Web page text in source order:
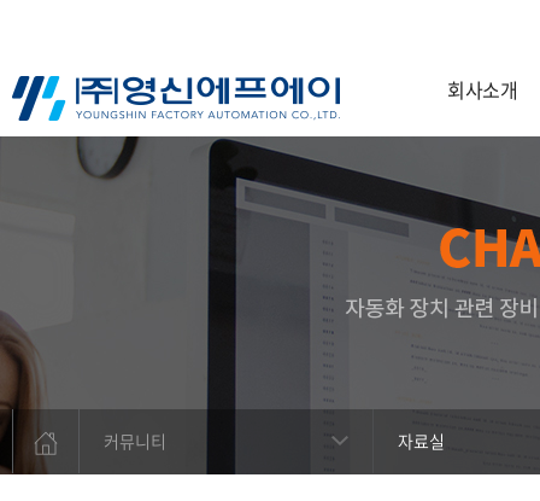
회사소개
커뮤니티 자료실